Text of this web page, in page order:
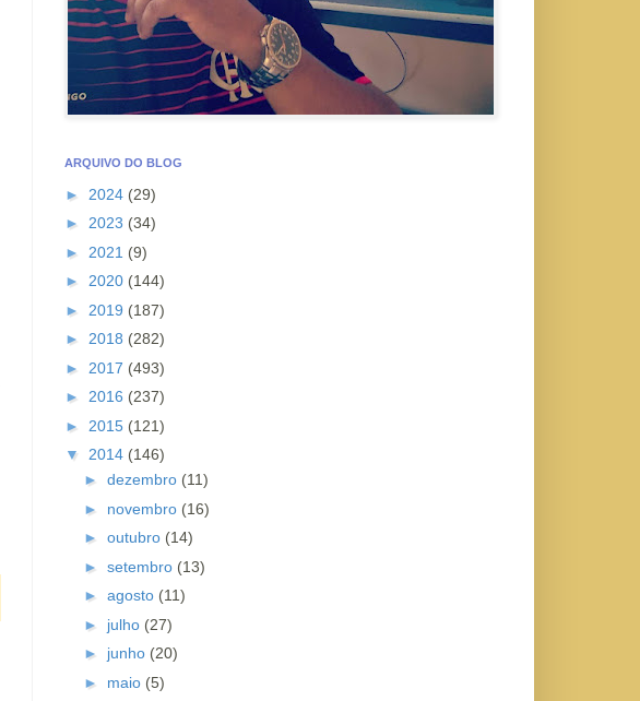
ARQUIVO DO BLOG
► 2024 (29)
► 2023 (34)
► 2021 (9)
► 2020 (144)
► 2019 (187)
► 2018 (282)
► 2017 (493)
► 2016 (237)
► 2015 (121)
▼ 2014 (146)
► dezembro (11)
► novembro (16)
► outubro (14)
► setembro (13)
► agosto (11)
► julho (27)
► junho (20)
► maio (5)